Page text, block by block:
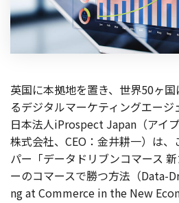
EC運用支援
継続的に結果を出し続けるECサイトへ
内製化支援
補助金活用支援
導入事例
英国に本拠地を置き、世界50ヶ
るデジタルマーケティングエー
日本法人iProspect Japan（アイ
株式会社、CEO：金井耕一）は
パー「データドリブンコマース
ーのコマースで勝つ方法（Data-
ng at Commerce in the New